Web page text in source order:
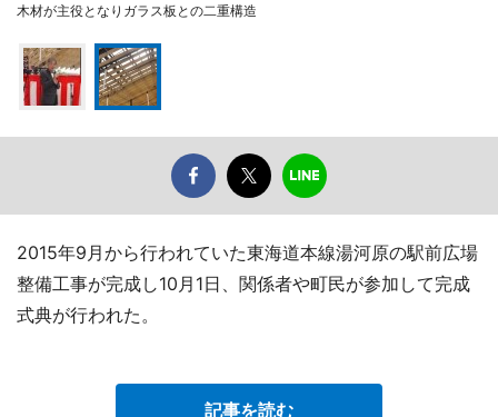
木材が主役となりガラス板との二重構造
2015年9月から行われていた東海道本線湯河原の駅前広場
整備工事が完成し10月1日、関係者や町民が参加して完成
式典が行われた。
記事を読む